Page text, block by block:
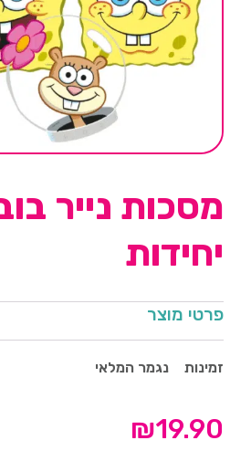
יחידות
פרטי מוצר
זמינות נגמר המלאי
₪19.90